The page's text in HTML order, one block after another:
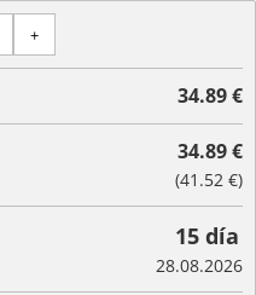
+
34.89 €
34.89 €
(41.52 €)
15 día
28.08.2026